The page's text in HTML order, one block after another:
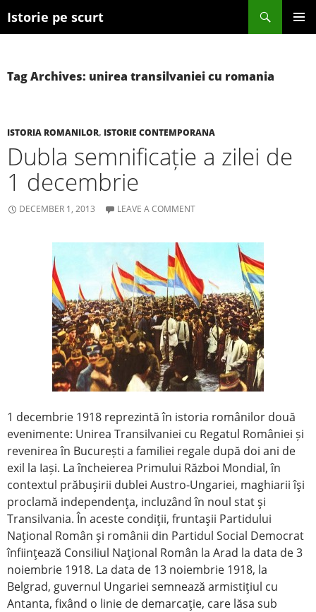
Istorie pe scurt
Search
SKIP TO CONTENT
Tag Archives: unirea transilvaniei cu romania
ISTORIA ROMANILOR, ISTORIE CONTEMPORANA
Dubla semnificație a zilei de
1 decembrie
DECEMBER 1, 2013 LEAVE A COMMENT
1 decembrie 1918 reprezintă în istoria românilor două
evenimente: Unirea Transilvaniei cu Regatul României și
revenirea în București a familiei regale după doi ani de
exil la Iași. La încheierea Primului Război Mondial, în
contextul prăbuşirii dublei Austro-Ungariei, maghiarii îşi
proclamă independenţa, incluzând în noul stat şi
Transilvania. În aceste condiţii, fruntaşii Partidului
Naţional Român şi românii din Partidul Social Democrat
înfiinţează Consiliul Naţional Român la Arad la data de 3
noiembrie 1918. La data de 13 noiembrie 1918, la
Belgrad, guvernul Ungariei semnează armistiţiul cu
Antanta, fixând o linie de demarcaţie, care lăsa sub